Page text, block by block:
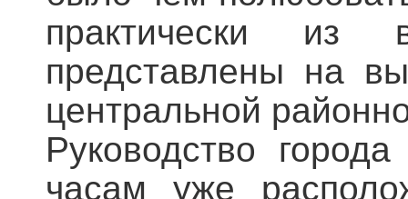
практически из
представлены на
центральной
Руководство
часам уже